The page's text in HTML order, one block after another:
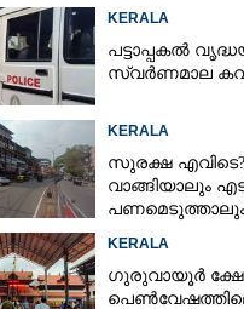
KERALA
പട്ടാപ്പകൽ
സ്വർണമാല
KERALA
സുരക്ഷ
വാങ്ങിയാലും
പണമെടുത്താലും
KERALA
ഗുരുവായൂർ